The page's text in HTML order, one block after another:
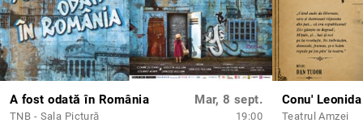
Viziunea regizorului Theodor-Cristian Popescu
„O despărțire de trecutul apăsător și lung, propusă de un teatru rus.
Demitizarea lui Stalin, conducătorul-tiran, constructor al Uniunii
Sovietice.
Ministerul Culturii susține inițiativa – telegramă de felicitare,
A fost odată în România
TNB - Sala Pictură
Mar, 8 sept.
19:00 Teatrul Amzei